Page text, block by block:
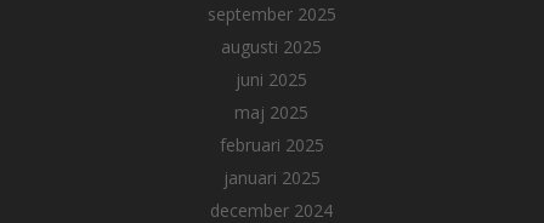
september 2025
augusti 2025
juni 2025
maj 2025
februari 2025
januari 2025
december 2024